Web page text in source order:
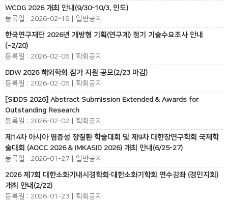
WCOG 2026 개최 안내(9/30-10/3, 인도)
등록일 : 2026-02-19 | 일반공지
한국연구재단 2026년 개방형 기획(연구계) 정기 기술수요조사 안내
(~2/20)
등록일 : 2026-02-06 | 학회공지
DDW 2026 해외학회 참가 지원 공모(2/23 마감)
등록일 : 2026-02-06 | 학회공지
[SIDDS 2026] Abstract Submission Extended & Awards for
Outstanding Research
등록일 : 2026-02-02 | 학회공지
제14차 아시아 염증성 장질환 학술대회 및 제9차 대한장연구학회 국제학
술대회 (AOCC 2026 & IMKASID 2026) 개최 안내(6/25-27)
등록일 : 2026-01-27 | 일반공지
2026 제7회 대한소화기내시경학회∙대한소화기학회 연수강좌 (경인지회)
개최 안내(2/22)
등록일 : 2026-01-23 | 학회공지